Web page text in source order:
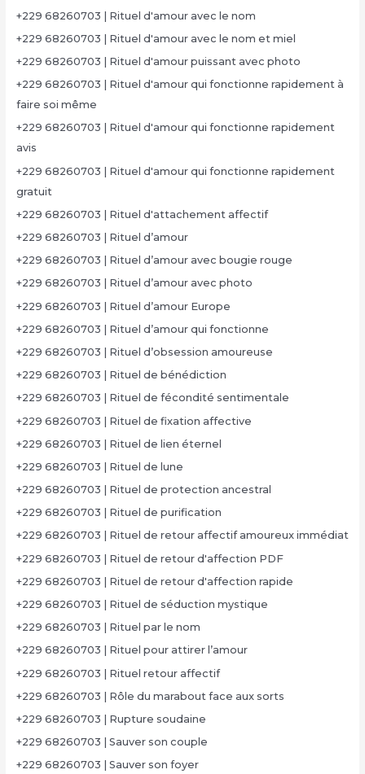
+229 68260703 | Rituel d'amour avec le nom
+229 68260703 | Rituel d'amour avec le nom et miel
+229 68260703 | Rituel d'amour puissant avec photo
+229 68260703 | Rituel d'amour qui fonctionne rapidement à
faire soi même
+229 68260703 | Rituel d'amour qui fonctionne rapidement
avis
+229 68260703 | Rituel d'amour qui fonctionne rapidement
gratuit
+229 68260703 | Rituel d'attachement affectif
+229 68260703 | Rituel d’amour
+229 68260703 | Rituel d’amour avec bougie rouge
+229 68260703 | Rituel d’amour avec photo
+229 68260703 | Rituel d’amour Europe
+229 68260703 | Rituel d’amour qui fonctionne
+229 68260703 | Rituel d’obsession amoureuse
+229 68260703 | Rituel de bénédiction
+229 68260703 | Rituel de fécondité sentimentale
+229 68260703 | Rituel de fixation affective
+229 68260703 | Rituel de lien éternel
+229 68260703 | Rituel de lune
+229 68260703 | Rituel de protection ancestral
+229 68260703 | Rituel de purification
+229 68260703 | Rituel de retour affectif amoureux immédiat
+229 68260703 | Rituel de retour d'affection PDF
+229 68260703 | Rituel de retour d'affection rapide
+229 68260703 | Rituel de séduction mystique
+229 68260703 | Rituel par le nom
+229 68260703 | Rituel pour attirer l’amour
+229 68260703 | Rituel retour affectif
+229 68260703 | Rôle du marabout face aux sorts
+229 68260703 | Rupture soudaine
+229 68260703 | Sauver son couple
+229 68260703 | Sauver son foyer